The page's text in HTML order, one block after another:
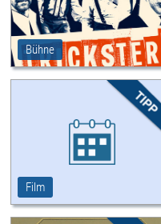
Bühne
Film